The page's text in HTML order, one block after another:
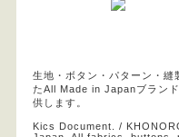
生地・ボタン・パターン・縫
たAll Made in Japanブラン
供します。
Kics Document. /